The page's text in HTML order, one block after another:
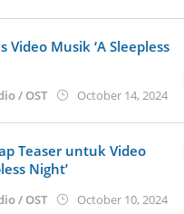
Video Musik ‘A Sleepless
/ OST October 14, 2024by
Teaser untuk Video
Night’
/ OST October 10, 2024by